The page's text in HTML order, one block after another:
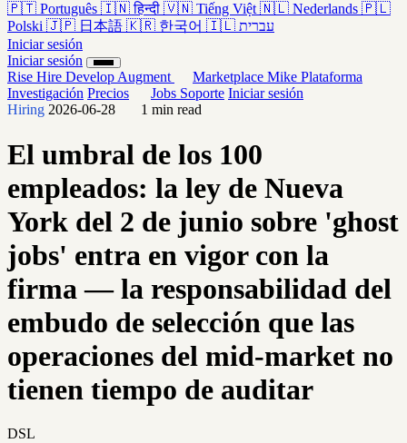
🇵🇹 Português 🇮🇳 हिन्दी 🇻🇳 Tiếng Việt 🇳🇱 Nederlands 🇵🇱
Polski 🇯🇵 日本語 🇰🇷 한국어 🇮🇱 עברית
Iniciar sesión
Iniciar sesión
Rise Hire Develop Augment Marketplace Mike Plataforma
Investigación Precios Jobs Soporte Iniciar sesión
Hiring 2026-06-28 1 min read
El umbral de los 100
empleados: la ley de Nueva
York del 2 de junio sobre 'ghost
jobs' entra en vigor con la
firma — la responsabilidad del
embudo de selección que las
operaciones del mid-market no
tienen tiempo de auditar
DSL